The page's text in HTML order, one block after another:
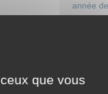
année
Isabelle
année
que vous